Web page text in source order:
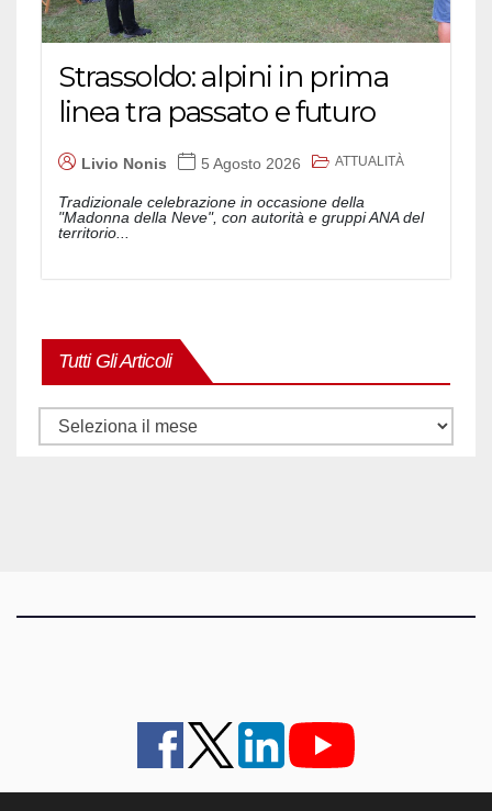
Strassoldo: alpini in prima
linea tra passato e futuro
Livio Nonis 5 Agosto 2026 ATTUALITÀ
Tradizionale celebrazione in occasione della
"Madonna della Neve", con autorità e gruppi ANA del
territorio...
Tutti Gli Articoli
Tutti